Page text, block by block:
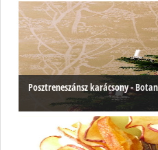
Posztreneszánsz karácsony -